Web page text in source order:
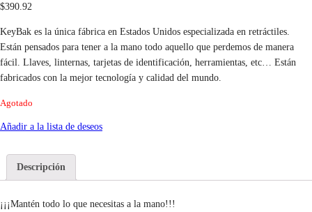
$390.92
KeyBak es la única fábrica en Estados Unidos especializada en retráctiles.
Están pensados para tener a la mano todo aquello que perdemos de manera
fácil. Llaves, linternas, tarjetas de identificación, herramientas, etc… Están
fabricados con la mejor tecnología y calidad del mundo.
Agotado
Añadir a la lista de deseos
Descripción
¡¡¡Mantén todo lo que necesitas a la mano!!!